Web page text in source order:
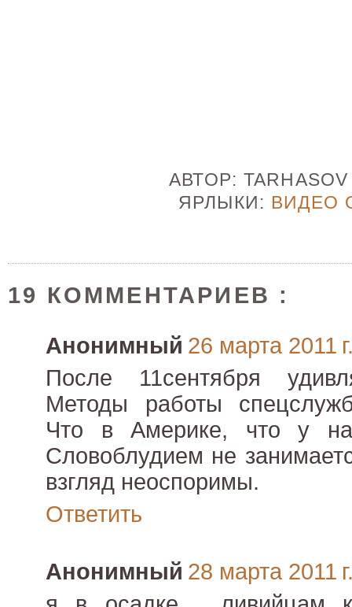
АВТОР:
ЯРЛЫКИ: ВИДЕО
19 КОММЕНТАРИЕВ :
Анонимный 26 марта 2011
После 11сентября
Методы работы
Что в Америке, что у
Словоблудием не
взгляд неоспоримы.
Ответить
Анонимный 28 марта 2011